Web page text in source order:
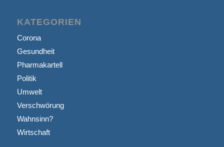
KATEGORIEN
Corona
Gesundheit
Pharmakartell
Politik
Umwelt
Verschwörung
Wahnsinn?
Wirtschaft